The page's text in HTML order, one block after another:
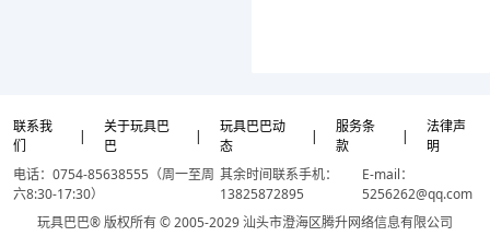
联系我
们
|
关于玩具巴
巴
|
玩具巴巴动
态
|
服务条
款
|
法律声
明
电话：0754-85638555（周一至周
六8:30-17:30）
其余时间联系手机：
13825872895
E-mail：
5256262@qq.com
玩具巴巴® 版权所有 © 2005-2029 汕头市澄海区腾升网络信息有限公司